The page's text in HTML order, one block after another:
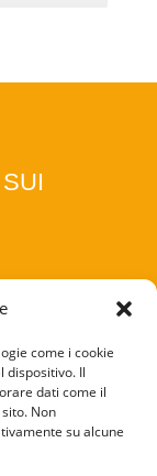
come i cookie
dispositivo. Il
dati come il
Non
su alcune